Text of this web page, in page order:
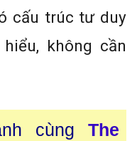
cấu trúc tư duy
không cần
cùngThe